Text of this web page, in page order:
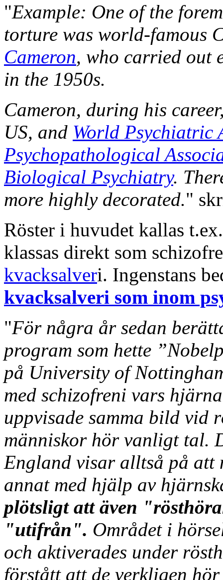
"Example: One of the
torture was world-famous
Cameron, who carried out
in the 1950s.
Cameron, during his
US, and World Psychiatric
Psychopathological
Biological Psychiatry.
more highly decorated."
Röster i huvudet kallas
klassas direkt som
kvacksalveri. Ingenstans
kvacksalveri som inom
"För några år sedan
program som hette
på University of
med schizofreni vars
uppvisade samma bild vid
människor hör vanligt tal.
England visar alltså på att
annat med hjälp av
plötsligt att även
"utifrån". Området i
och aktiverades under
förstått att de verkligen